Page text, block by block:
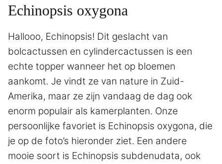
Echinopsis oxygona
Hallooo, Echinopsis! Dit geslacht van
bolcactussen en cylindercactussen is een
echte topper wanneer het op bloemen
aankomt. Je vindt ze van nature in Zuid-
Amerika, maar ze zijn vandaag de dag ook
enorm populair als kamerplanten. Onze
persoonlijke favoriet is Echinopsis oxygona, die
je op de foto’s hieronder ziet. Een andere
mooie soort is Echinopsis subdenudata, ook